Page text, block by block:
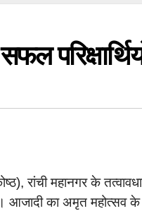
रांची महानगर के
आजादी का अमृत महोत्सव के